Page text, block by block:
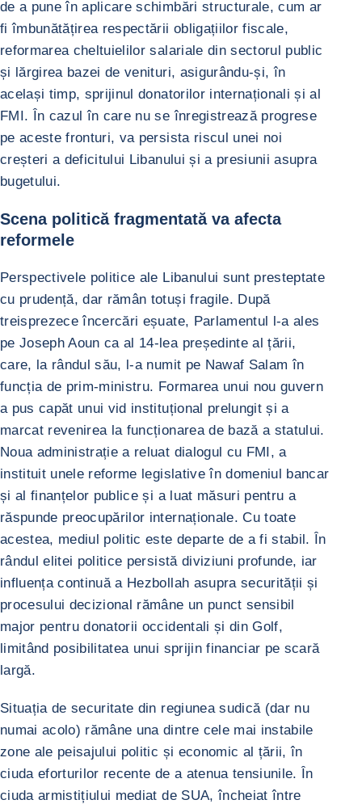
de a pune în aplicare schimbări structurale, cum ar
fi îmbunătățirea respectării obligațiilor fiscale,
reformarea cheltuielilor salariale din sectorul public
și lărgirea bazei de venituri, asigurându-și, în
același timp, sprijinul donatorilor internaționali și al
FMI. În cazul în care nu se înregistrează progrese
pe aceste fronturi, va persista riscul unei noi
creșteri a deficitului Libanului și a presiunii asupra
bugetului.
Scena politică fragmentată va afecta
reformele
Perspectivele politice ale Libanului sunt presteptate
cu prudență, dar rămân totuși fragile. După
treisprezece încercări eșuate, Parlamentul l-a ales
pe Joseph Aoun ca al 14-lea președinte al țării,
care, la rândul său, l-a numit pe Nawaf Salam în
funcția de prim-ministru. Formarea unui nou guvern
a pus capăt unui vid instituțional prelungit și a
marcat revenirea la funcționarea de bază a statului.
Noua administrație a reluat dialogul cu FMI, a
instituit unele reforme legislative în domeniul bancar
și al finanțelor publice și a luat măsuri pentru a
răspunde preocupărilor internaționale. Cu toate
acestea, mediul politic este departe de a fi stabil. În
rândul elitei politice persistă diviziuni profunde, iar
influența continuă a Hezbollah asupra securității și
procesului decizional rămâne un punct sensibil
major pentru donatorii occidentali și din Golf,
limitând posibilitatea unui sprijin financiar pe scară
largă.
Situația de securitate din regiunea sudică (dar nu
numai acolo) rămâne una dintre cele mai instabile
zone ale peisajului politic și economic al țării, în
ciuda eforturilor recente de a atenua tensiunile. În
ciuda armistițiului mediat de SUA, încheiat între